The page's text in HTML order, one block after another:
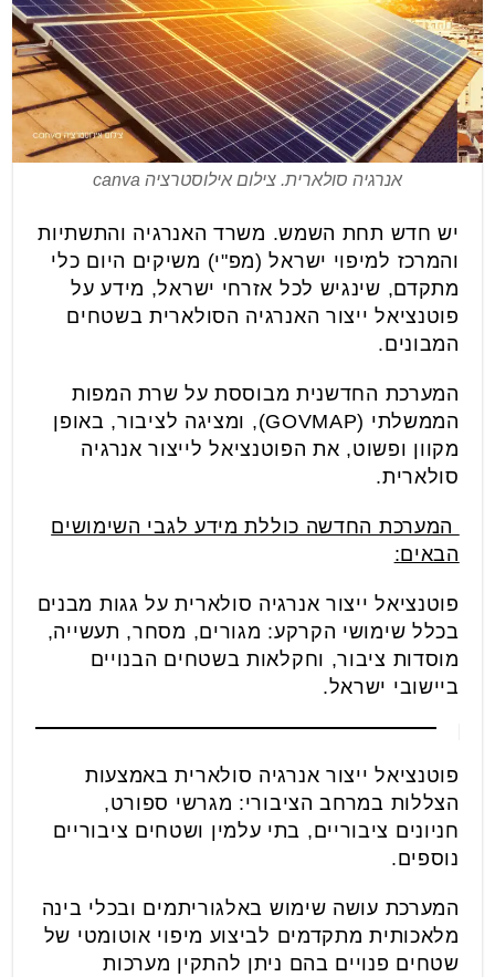
אנרגיה סולארית. צילום אילוסטרציה canva
יש חדש תחת השמש. משרד האנרגיה והתשתיות
והמרכז למיפוי ישראל (מפ"י) משיקים היום כלי
מתקדם, שינגיש לכל אזרחי ישראל, מידע על
פוטנציאל ייצור האנרגיה הסולארית בשטחים
המבונים.
המערכת החדשנית מבוססת על שרת המפות
הממשלתי (GOVMAP), ומציגה לציבור, באופן
מקוון ופשוט, את הפוטנציאל לייצור אנרגיה
סולארית.
המערכת החדשה כוללת מידע לגבי השימושים
הבאים:
פוטנציאל ייצור אנרגיה סולארית על גגות מבנים
בכלל שימושי הקרקע: מגורים, מסחר, תעשייה,
מוסדות ציבור, וחקלאות בשטחים הבנויים
ביישובי ישראל.
פוטנציאל ייצור אנרגיה סולארית באמצעות
הצללות במרחב הציבורי: מגרשי ספורט,
חניונים ציבוריים, בתי עלמין ושטחים ציבוריים
נוספים.
המערכת עושה שימוש באלגוריתמים ובכלי בינה
מלאכותית מתקדמים לביצוע מיפוי אוטומטי של
שטחים פנויים בהם ניתן להתקין מערכות